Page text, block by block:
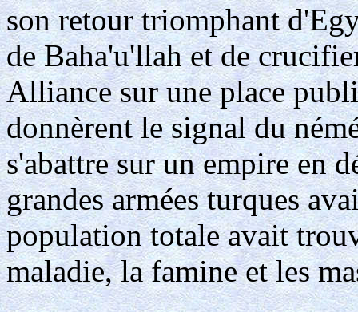
son retour triomphant
de Baha'u'llah et de
Alliance sur une place
donnèrent le signal du
s'abattre sur un empire en
grandes armées turques
population totale avait
maladie, la famine et les